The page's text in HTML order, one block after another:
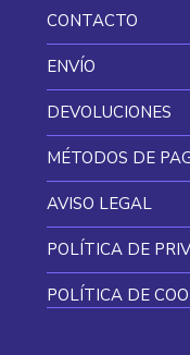
CONTACTO
ENVÍO
DEVOLUCIONES
MÉTODOS DE
AVISO LEGAL
POLÍTICA DE
POLÍTICA DE